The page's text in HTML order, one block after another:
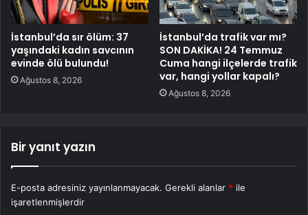
İstanbul’da sır ölüm: 37
yaşındaki kadın savcının
evinde ölü bulundu!
Ağustos 8, 2026
İstanbul’da trafik var mı?
SON DAKİKA! 24 Temmuz
Cuma hangi ilçelerde trafik
var, hangi yollar kapalı?
Ağustos 8, 2026
Bir yanıt yazın
E-posta adresiniz yayınlanmayacak. Gerekli alanlar * ile
işaretlenmişlerdir